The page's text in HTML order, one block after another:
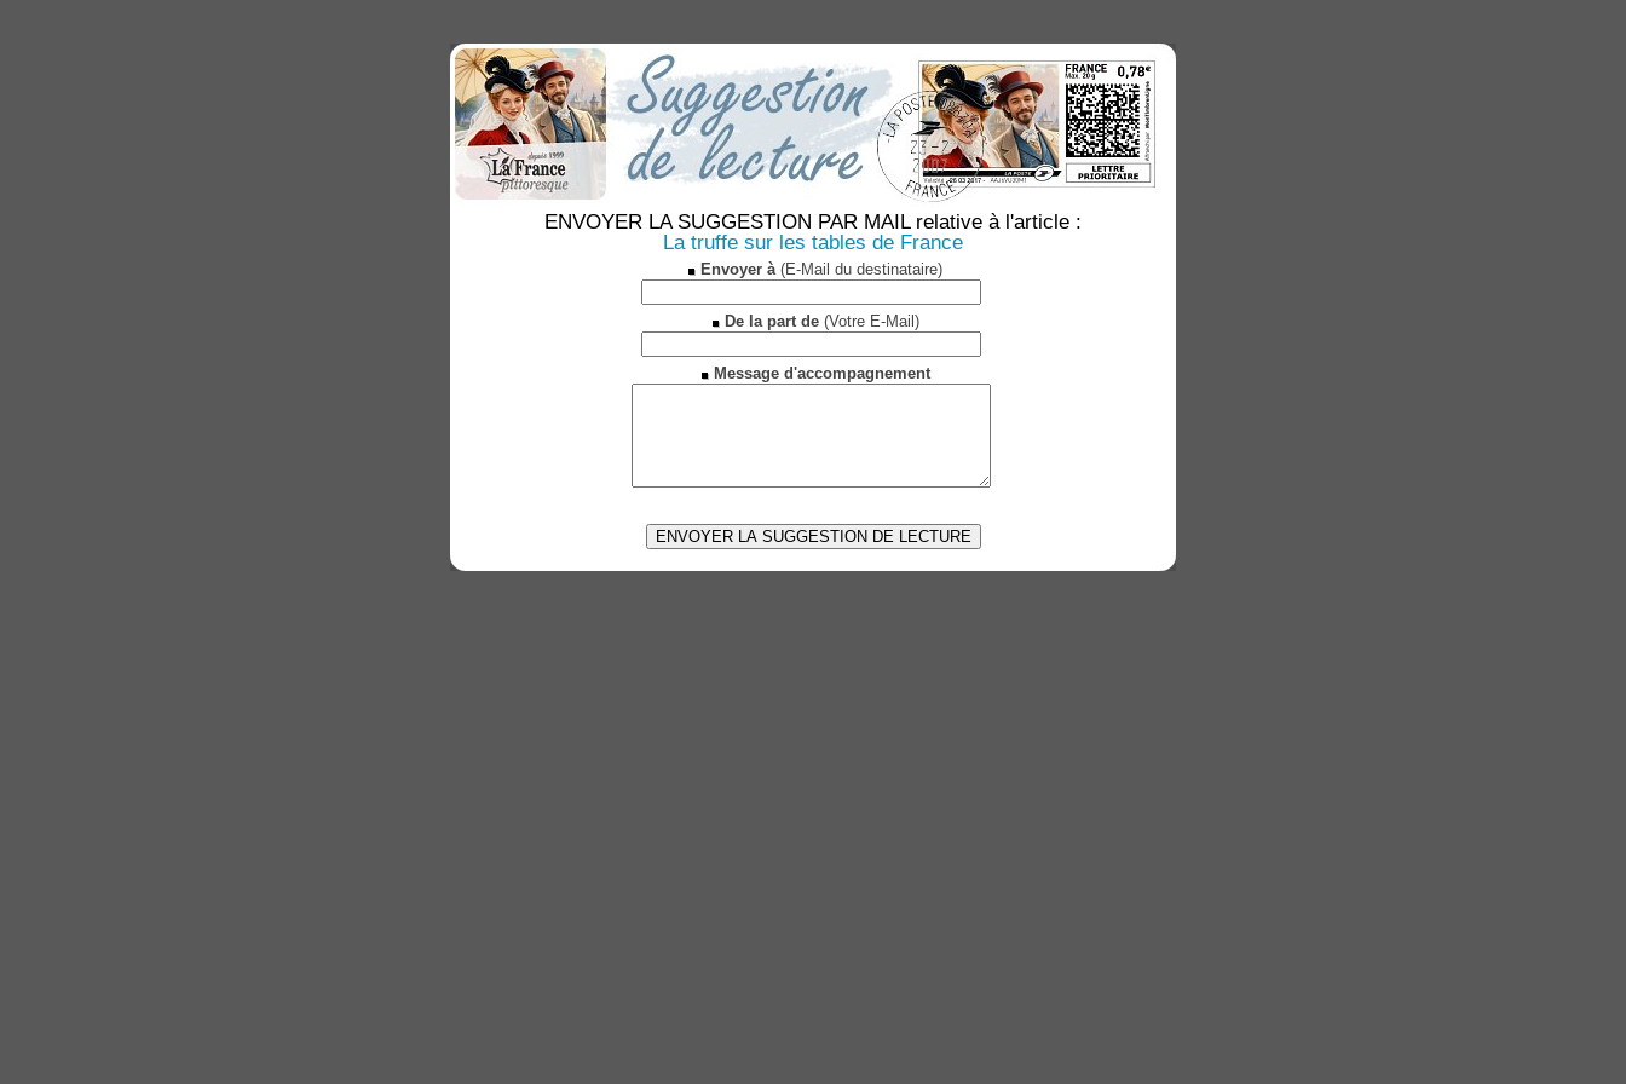
ENVOYER LA SUGGESTION PAR MAIL relative à l'article :
La truffe sur les tables de France
Envoyer à(E-Mail du destinataire)
De la part de(Votre E-Mail)
Message d'accompagnement